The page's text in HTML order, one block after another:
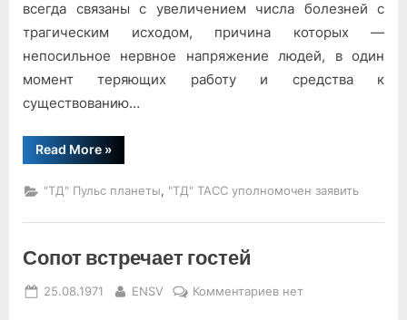
всегда связаны с увеличением числа болезней с
трагическим исходом, причина которых —
непосильное нервное напряжение людей, в один
момент теряющих работу и средства к
существованию…
Read More“Без
работы,
надежд”
»
"ТД" Пульс планеты, "ТД" ТАСС уполномочен заявить
Сопот встречает гостей
Posted
25.08.1971 By
ENSV Комментариевкнет